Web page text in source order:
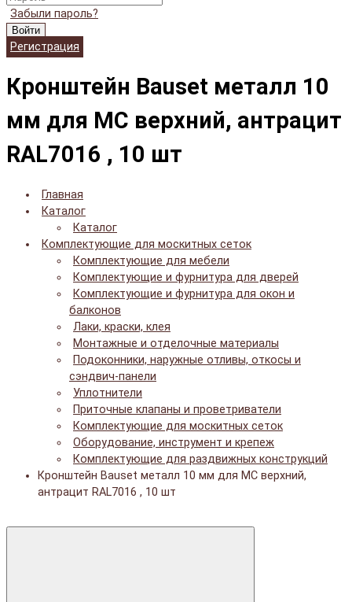
Забыли пароль?
Войти
Регистрация
Кронштейн Bauset металл 10
мм для МС верхний, антрацит
RAL7016 , 10 шт
Главная
Каталог
Каталог
Комплектующие для москитных сеток
Комплектующие для мебели
Комплектующие и фурнитура для дверей
Комплектующие и фурнитура для окон и
балконов
Лаки, краски, клея
Монтажные и отделочные материалы
Подоконники, наружные отливы, откосы и
сэндвич-панели
Уплотнители
Приточные клапаны и проветриватели
Комплектующие для москитных сеток
Оборудование, инструмент и крепеж
Комплектующие для раздвижных конструкций
Кронштейн Bauset металл 10 мм для МС верхний,
антрацит RAL7016 , 10 шт